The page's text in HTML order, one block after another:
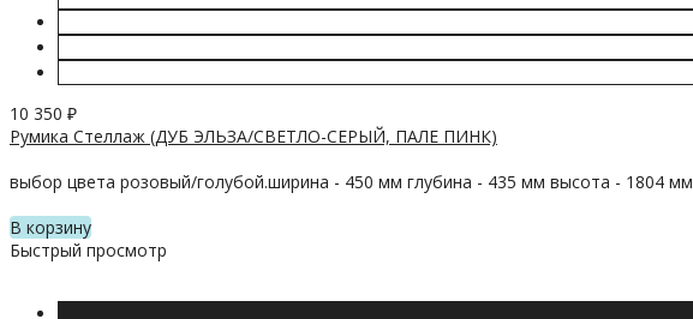
10 350 ₽
Румика Стеллаж (ДУБ ЭЛЬЗА/СВЕТЛО-СЕРЫЙ, ПАЛЕ ПИНК)
выбор цвета розовый/голубой.ширина - 450 мм глубина - 435 мм высота - 1804 мм
В корзину
Быстрый просмотр